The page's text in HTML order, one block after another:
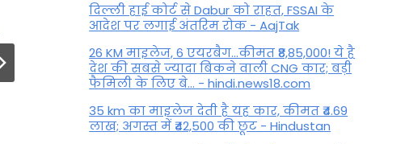
Aaj ka Panchang: आज का
पंचांग, 17 अप्रैल 2023, सोमवार
By April 17, 2023
दिल्ली हाई कोर्ट से Dabur को राहत, FSSAI के
आदेश पर लगाई अंतरिम रोक - AajTak
26 KM माइलेज, 6 एयरबैग...कीमत ₹8,85,000! ये है
देश की सबसे ज्यादा बिकने वाली CNG कार; बड़ी
फैमिली के लिए बे... - hindi.news18.com
35 km का माइलेज देती है यह कार, कीमत ₹4.69
लाख; अगस्त में ₹42,500 की छूट - Hindustan